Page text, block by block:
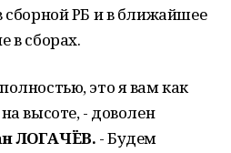
сборной РБ и в ближайшее
в сборах.
это я вам как
высоте, - доволен
ЛОГАЧЁВ. - Будем